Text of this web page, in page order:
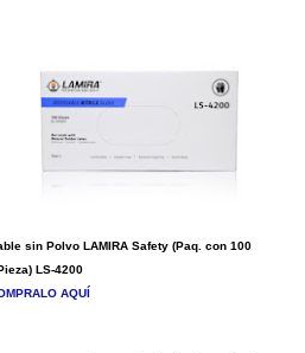
sin Polvo LAMIRA Safety (Paq. con 100
LS-4200
AQUÍ